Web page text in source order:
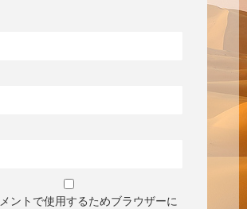
ントで使用するためブラウザーに